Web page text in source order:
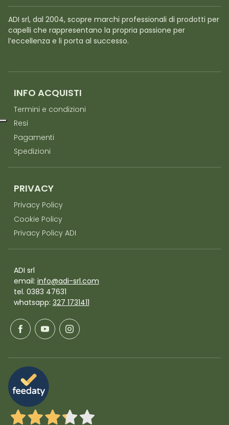
ADI srl, dal 2004, scopre marchi professionali di prodotti per
capelli che rappresentano la propria passione per
l’eccellenza e li porta al successo.
INFO ACQUISTI
Termini e condizioni
Resi
Pagamenti
Spedizioni
PRIVACY
Privacy Policy
Cookie Policy
Privacy Policy ADI
ADI srl
email: info@adi-srl.com
tel. 0383 47631
whatsapp: 327 1731411